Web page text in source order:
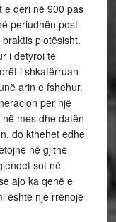
e deri në 900 pas
periudhën post
plotësisht.
i detyroi të
i shkatërruan
arin e fshehur.
për një
mes dhe datën
do kthehet edhe
në gjithë
sot në
ajo ka qenë e
është një rrënojë